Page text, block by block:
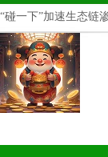
“碰一下”加速生态链